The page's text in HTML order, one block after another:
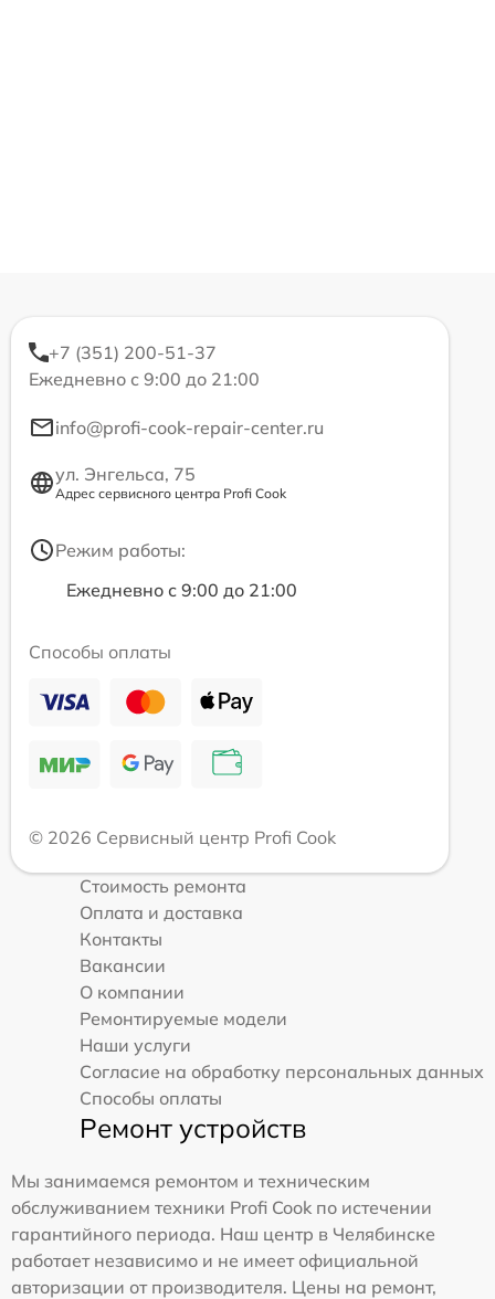
+7 (351) 200-51-37
Ежедневно с 9:00 до 21:00
info@profi-cook-repair-center.ru
ул. Энгельса, 75
Адрес сервисного центра Profi Cook
Режим работы:
Ежедневно с 9:00 до 21:00
Способы оплаты
© 2026 Сервисный центр Profi Cook
Стоимость ремонта
Оплата и доставка
Контакты
Вакансии
О компании
Ремонтируемые модели
Наши услуги
Согласие на обработку персональных данных
Способы оплаты
Ремонт устройств
Мы занимаемся ремонтом и техническим
обслуживанием техники Profi Cook по истечении
гарантийного периода. Наш центр в Челябинске
работает независимо и не имеет официальной
авторизации от производителя. Цены на ремонт,